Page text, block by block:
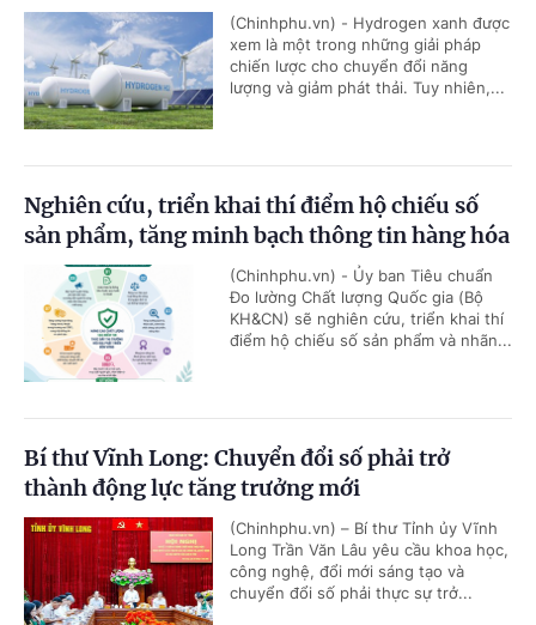
(Chinhphu.vn) - Hydrogen xanh được
xem là một trong những giải pháp
chiến lược cho chuyển đổi năng
lượng và giảm phát thải. Tuy nhiên,...
Nghiên cứu, triển khai thí điểm hộ chiếu số
sản phẩm, tăng minh bạch thông tin hàng hóa
(Chinhphu.vn) - Ủy ban Tiêu chuẩn
Đo lường Chất lượng Quốc gia (Bộ
KH&CN) sẽ nghiên cứu, triển khai thí
điểm hộ chiếu số sản phẩm và nhãn...
Bí thư Vĩnh Long: Chuyển đổi số phải trở
thành động lực tăng trưởng mới
(Chinhphu.vn) – Bí thư Tỉnh ủy Vĩnh
Long Trần Văn Lâu yêu cầu khoa học,
công nghệ, đổi mới sáng tạo và
chuyển đổi số phải thực sự trở...